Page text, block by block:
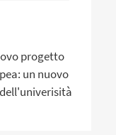
progetto
un nuovo